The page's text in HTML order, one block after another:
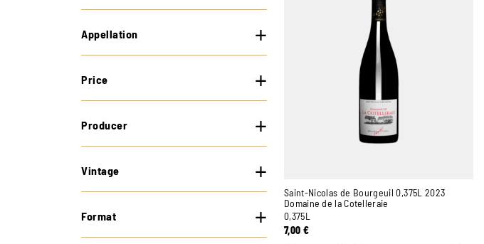
Appellation
Price
Producer
Vintage
Format
Saint-Nicolas de Bourgeuil 0,375L 2023
Domaine de la Cotelleraie
0,375L
7,00 €